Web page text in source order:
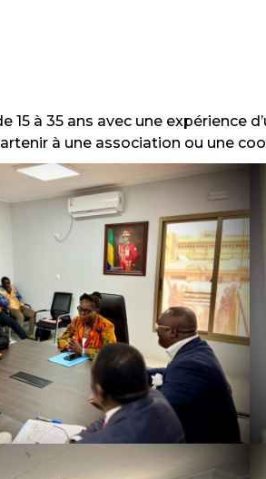
à 35 ans avec une expérience
à une association ou une